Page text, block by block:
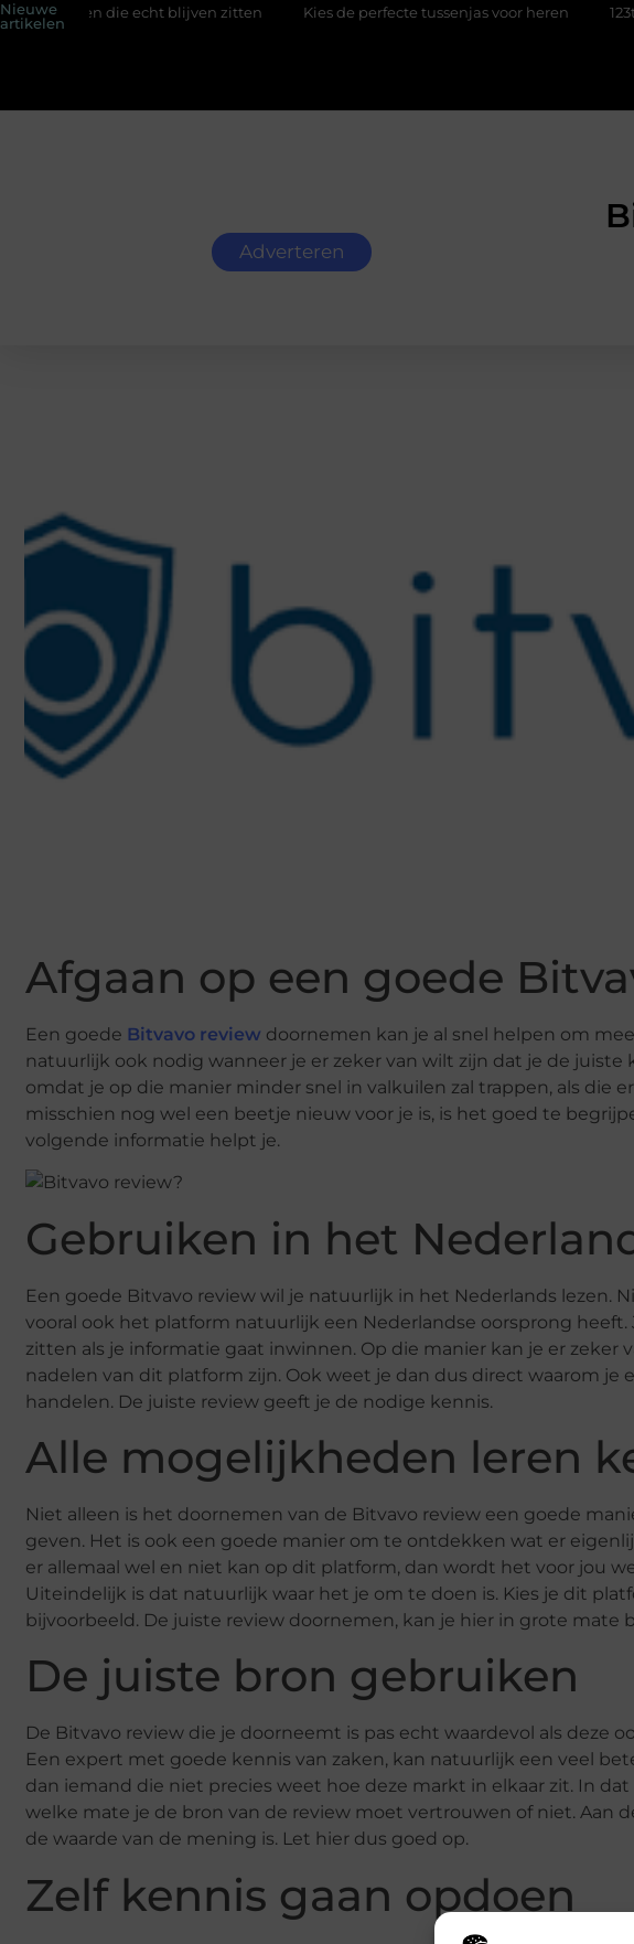
Nieuwe
artikelen
die echt blijven zitten Kies de perfecte tussenjas voor heren 123theorie:
Adverteren
Afgaan op een goede
Een goede Bitvavo review doornemen kan je al snel helpen om
natuurlijk ook nodig wanneer je er zeker van wilt zijn dat je de
omdat je op die manier minder snel in valkuilen zal trappen, als die
misschien nog wel een beetje nieuw voor je is, is het goed te
volgende informatie helpt je.
Gebruiken in het
Een goede Bitvavo review wil je natuurlijk in het Nederlands lezen.
vooral ook het platform natuurlijk een Nederlandse oorsprong
zitten als je informatie gaat inwinnen. Op die manier kan je er zeker
nadelen van dit platform zijn. Ook weet je dan dus direct waarom
handelen. De juiste review geeft je de nodige kennis.
Alle mogelijkheden leren
Niet alleen is het doornemen van de Bitvavo review een goede
geven. Het is ook een goede manier om te ontdekken wat er
er allemaal wel en niet kan op dit platform, dan wordt het voor jou
Uiteindelijk is dat natuurlijk waar het je om te doen is. Kies je dit
bijvoorbeeld. De juiste review doornemen, kan je hier in grote mate
De juiste bron gebruiken
De Bitvavo review die je doorneemt is pas echt waardevol als deze
Een expert met goede kennis van zaken, kan natuurlijk een veel
dan iemand die niet precies weet hoe deze markt in elkaar zit. In
welke mate je de bron van de review moet vertrouwen of niet. Aan
de waarde van de mening is. Let hier dus goed op.
Zelf kennis gaan opdoen